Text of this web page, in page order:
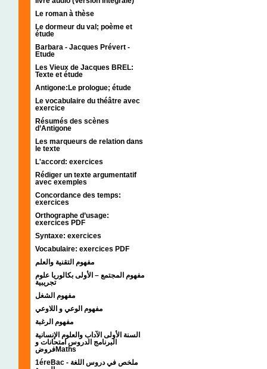
Le roman à thèse
Le dormeur du val; poème et
étude
Barbara - Jacques Prévert -
Etude
Les Vieux de Jacques BREL:
Texte et étude
Antigone:Le prologue; étude
Le vocabulaire du théâtre avec
exercice
Résumés des scènes
d’Antigone
Les marqueurs de relation dans
le texte
L'accord: exercices
Rédiger un texte argumentatif
avec exemples
Concordance des temps:
exercices
Orthographe d’usage:
exercices PDF
Syntaxe: exercices
Vocabulaire: exercices PDF
مفهوم التقنية والعلم
مفهوم المجتمع – الأولى بكالوريا علوم
تجريبية
مفهوم الشغل
مفهوم الوعي و اللاوعي
مفهوم الرغبة
السنة الأولى الآداب والعلوم الإنسانية
البرنامج الدروس امتحانات و
فروضMaths
1éreBac - ملخص في دروس اللغة